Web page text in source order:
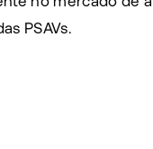
PSAVs.